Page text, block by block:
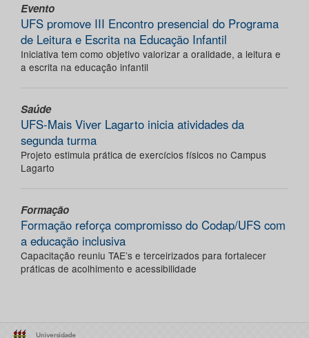
Evento
UFS promove III Encontro presencial do Programa
de Leitura e Escrita na Educação Infantil
Iniciativa tem como objetivo valorizar a oralidade, a leitura e
a escrita na educação infantil
Saúde
UFS-Mais Viver Lagarto inicia atividades da
segunda turma
Projeto estimula prática de exercícios físicos no Campus
Lagarto
Formação
Formação reforça compromisso do Codap/UFS com
a educação inclusiva
Capacitação reuniu TAE’s e terceirizados para fortalecer
práticas de acolhimento e acessibilidade